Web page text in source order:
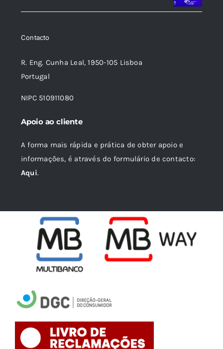
era:
é:
Contacto
R. Eng. Cunha Leal, 1950-105 Lisboa
Portugal
NIPC 510911080
Apoio ao cliente
A forma mais rápida e prática de obter apoio e
informações, é através do formulário de contacto:
Aqui.